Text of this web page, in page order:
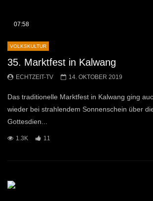
07:58
VOLKSKULTUR
35. Marktfest in Kalwang
ECHTZEIT-TV 14. OKTOBER 2019
Das traditionelle Marktfest in Kalwang ging
wieder bei strahlendem Sonnenschein über
Gottesdien...
1.3K 11